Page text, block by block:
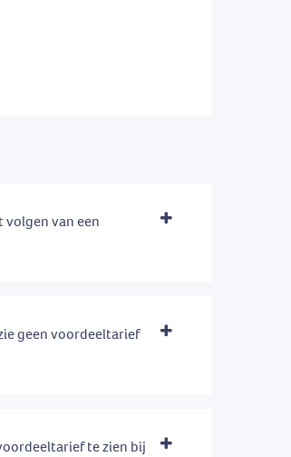
van een
geen voordeeltarief
te zien bij